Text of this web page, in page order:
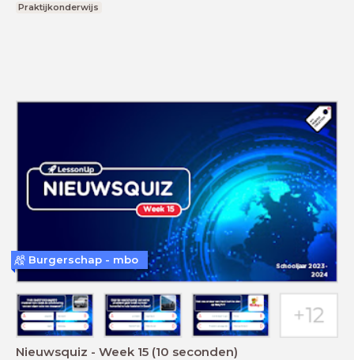
Praktijkonderwijs
Nieuwsquiz - Week 15 (10 seconden)
Burgerschap - mbo